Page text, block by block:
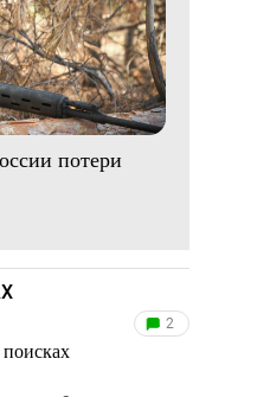
потери
2